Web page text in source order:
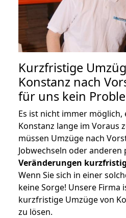
Kurzfristige
Konstanz nach
für uns kein
Es ist nicht immer möglich,
Konstanz lange im Voraus
müssen Umzüge nach
Jobwechseln oder anderen
Veränderungen
Wenn Sie sich in einer
keine Sorge! Unsere Firma
kurzfristige Umzüge von
zu lösen.